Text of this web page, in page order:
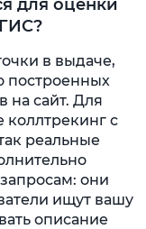
для оценки
в выдаче,
построенных
на сайт. Для
коллтрекинг с
реальные
они
ищут вашу
описание